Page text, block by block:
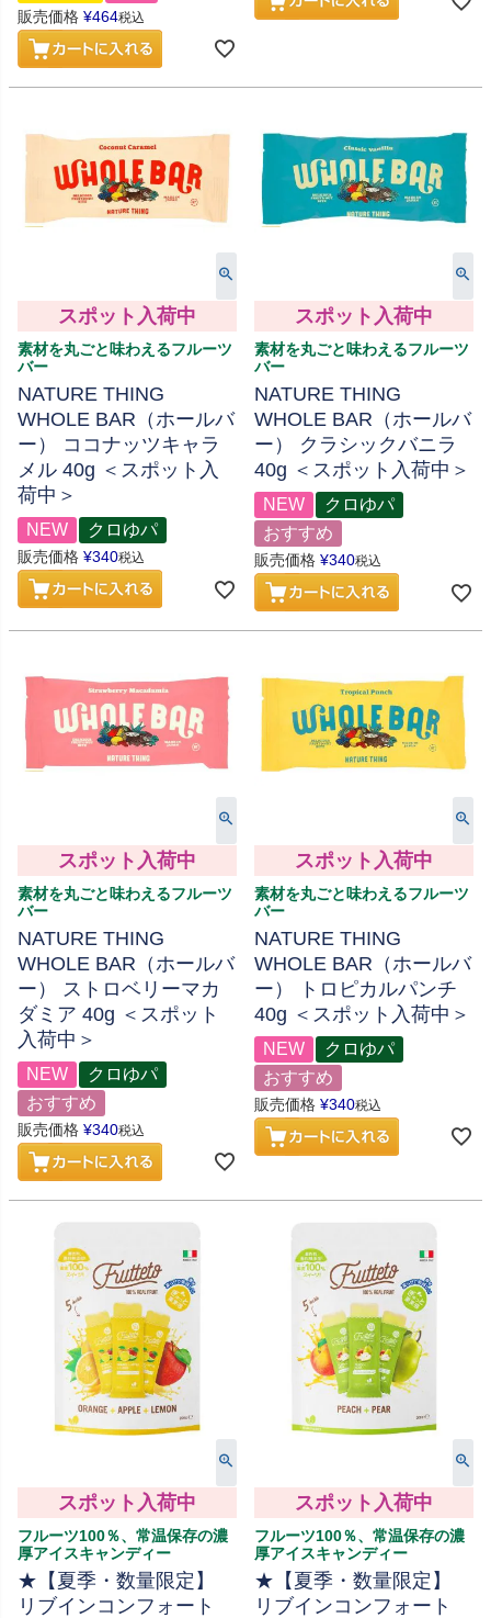
販売価格 ¥464税込
スポット入荷中
素材を丸ごと味わえるフルーツ
バー
NATURE THING
WHOLE BAR（ホールバ
ー） ココナッツキャラ
メル 40g ＜スポット入
荷中＞
NEW クロゆパ
販売価格 ¥340税込
スポット入荷中
素材を丸ごと味わえるフルーツ
バー
NATURE THING
WHOLE BAR（ホールバ
ー） クラシックバニラ
40g ＜スポット入荷中＞
NEW
クロゆパ
おすすめ
販売価格 ¥340税込
スポット入荷中
素材を丸ごと味わえるフルーツ
バー
NATURE THING
WHOLE BAR（ホールバ
ー） ストロベリーマカ
ダミア 40g ＜スポット
入荷中＞
NEW
クロゆパ
おすすめ
販売価格 ¥340税込
スポット入荷中
素材を丸ごと味わえるフルーツ
バー
NATURE THING
WHOLE BAR（ホールバ
ー） トロピカルパンチ
40g ＜スポット入荷中＞
NEW
クロゆパ
おすすめ
販売価格 ¥340税込
スポット入荷中
フルーツ100％、常温保存の濃
厚アイスキャンディー
★【夏季・数量限定】
リブインコンフォート
スポット入荷中
フルーツ100％、常温保存の濃
厚アイスキャンディー
★【夏季・数量限定】
リブインコンフォート